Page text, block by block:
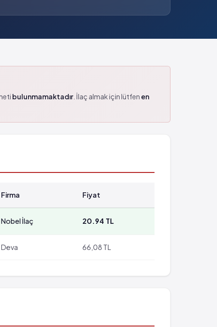
bulunmamaktadır. İlaç almak için lütfen en
Firma Fiyat
Nobel İlaç 20.94 TL
Deva 66,08 TL